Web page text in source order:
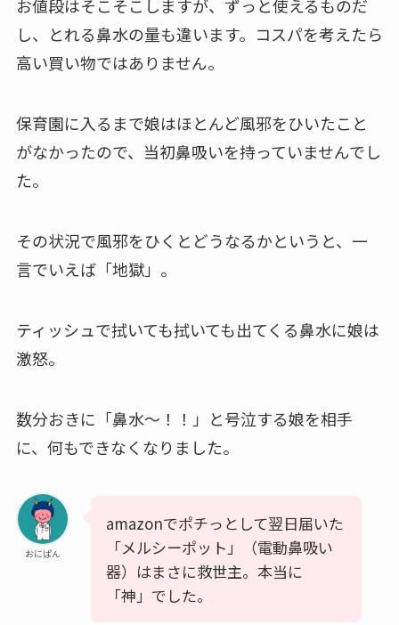
お値段はそこそこしますが、ずっと使えるものだ
し、とれる鼻水の量も違います。コスパを考えたら
高い買い物ではありません。
保育園に入るまで娘はほとんど風邪をひいたこと
がなかったので、当初鼻吸いを持っていませんでし
た。
その状況で風邪をひくとどうなるかというと、 一
言でいえば「地獄」 。
ティッシュで拭いても拭いても出てくる鼻水に娘は
激怒。
数分おきに「鼻水～！！」と号泣する娘を相手
に、何もできなくなりました。
おにぱん
amazonでポチっとして翌日届いた
「メルシーポット」（電動鼻吸い
器）はまさに救世主。本当に
「神」でした。